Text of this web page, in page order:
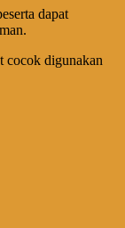
dapat
cocok digunakan